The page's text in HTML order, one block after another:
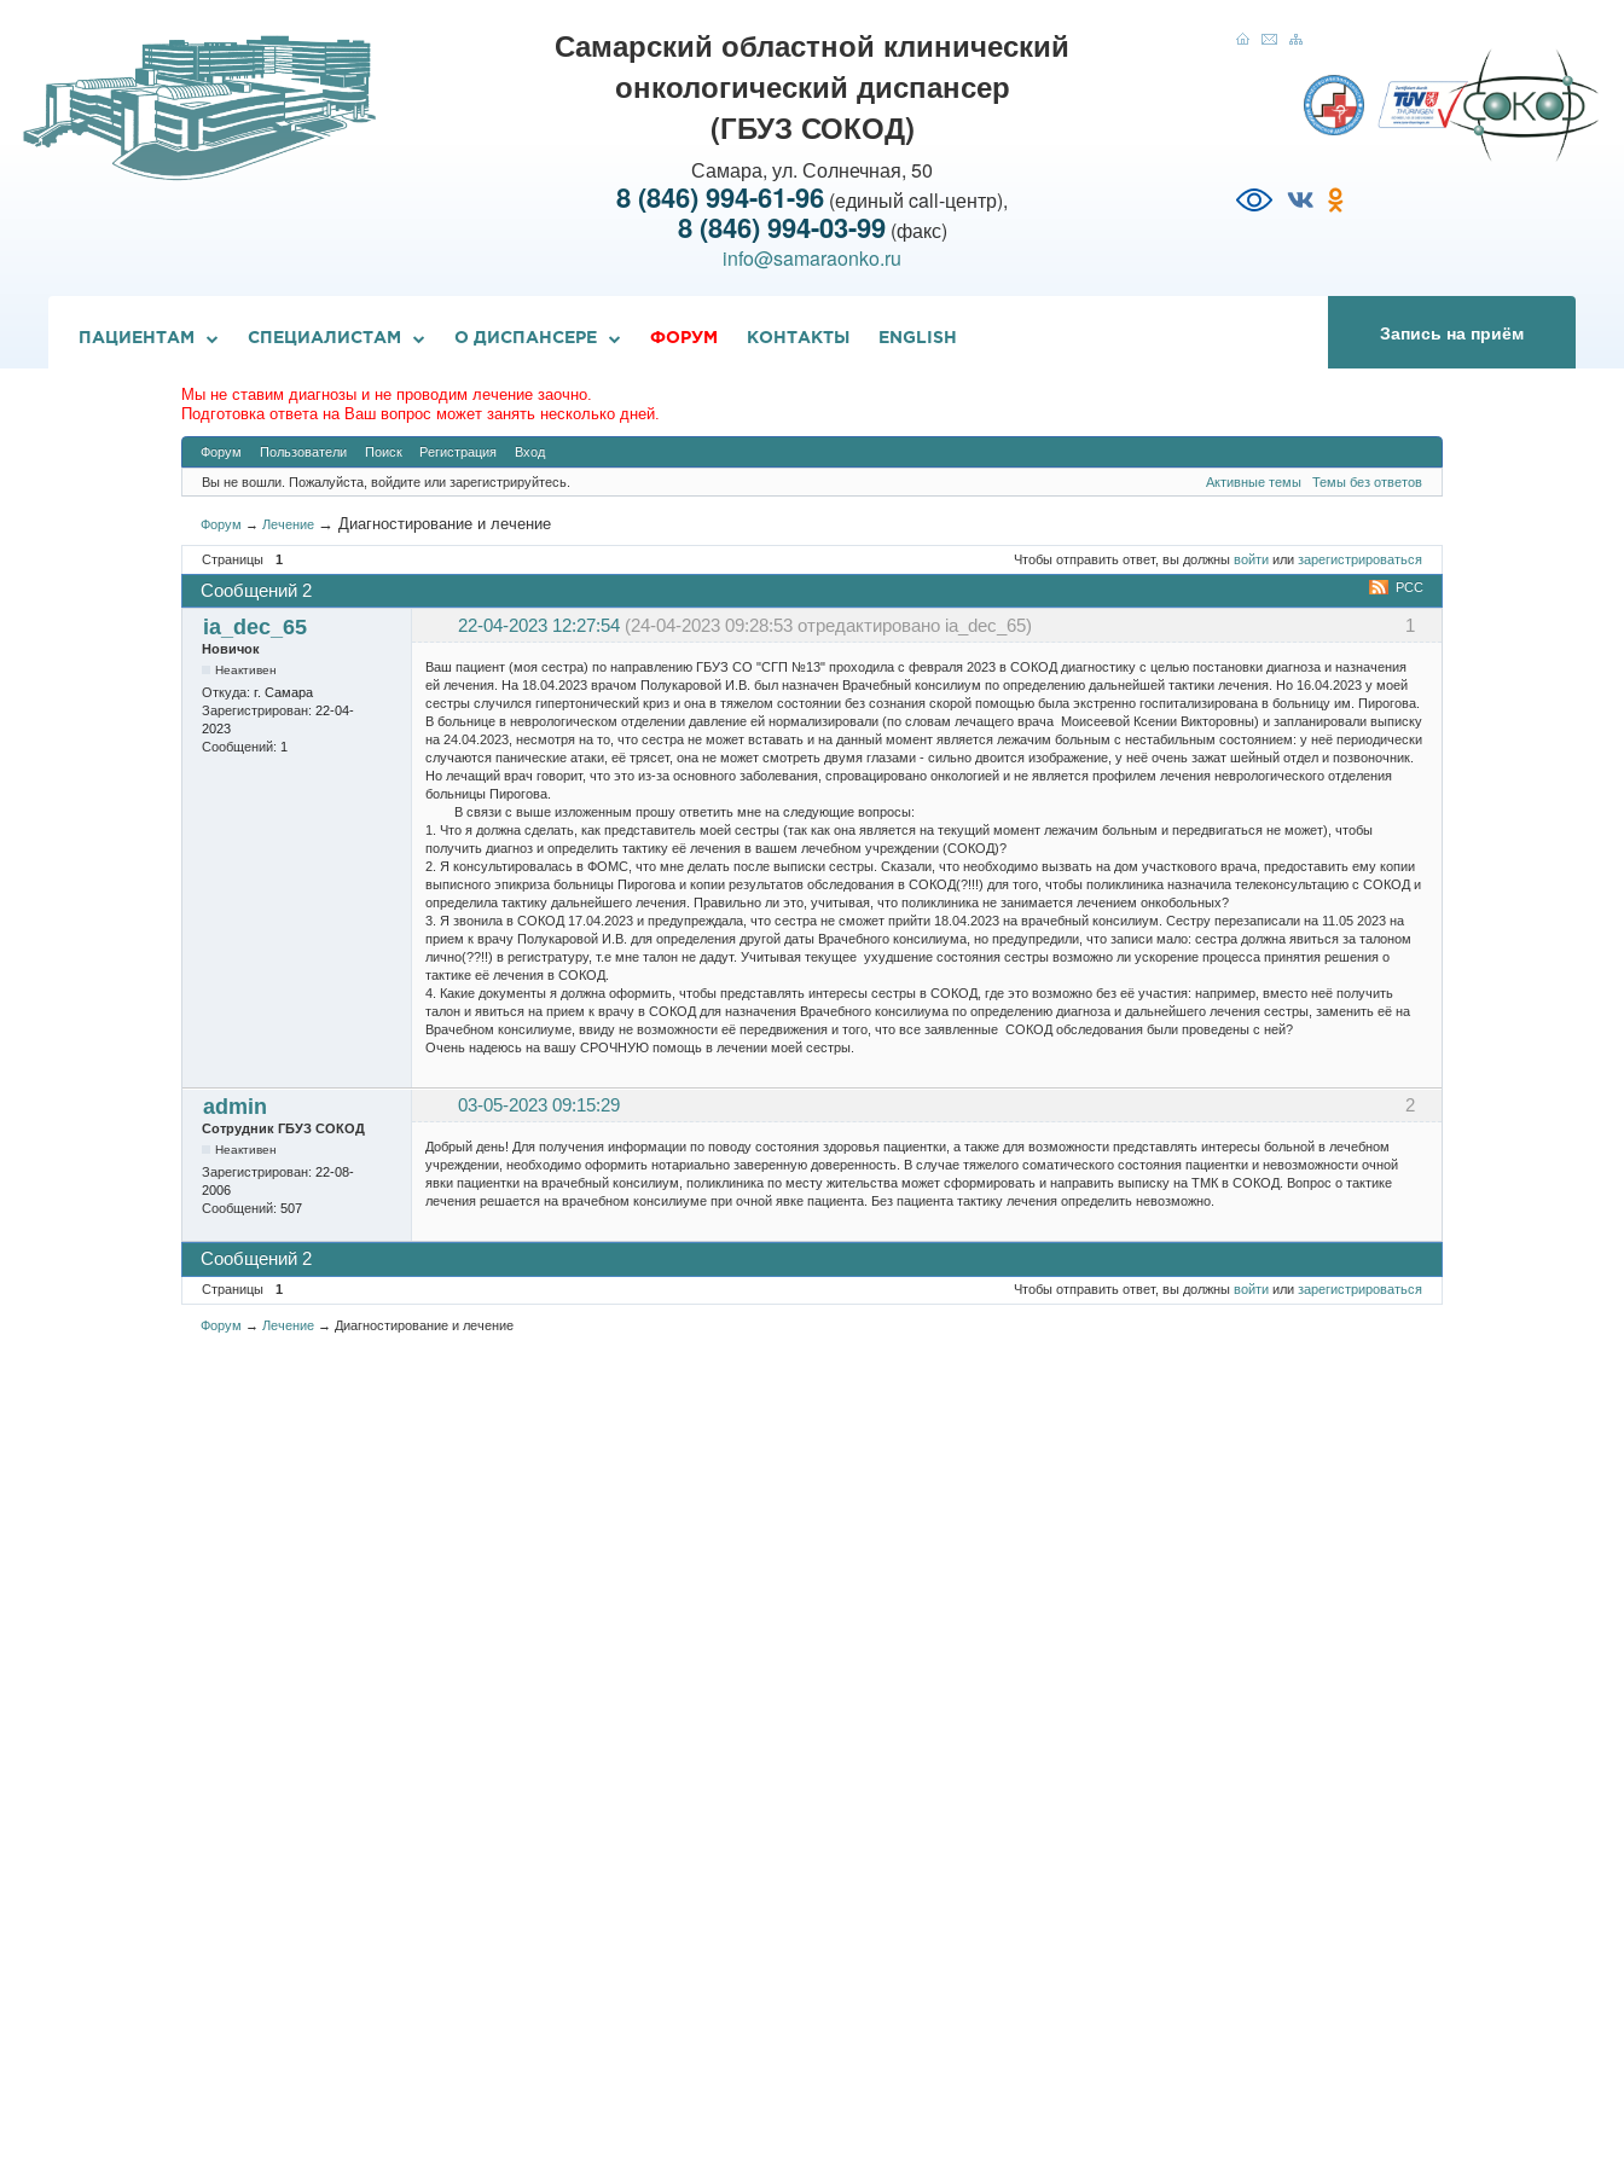
Самарский областной клинический
онкологический диспансер
(ГБУЗ СОКОД)
Самара, ул. Солнечная, 50
8 (846) 994-61-96 (единый call-центр),
8 (846) 994-03-99(факс)
info@samaraonko.ru
ПАЦИЕНТАМ СПЕЦИАЛИСТАМ О ДИСПАНСЕРЕ ФОРУМ КОНТАКТЫ ENGLISH Запись на приём
Мы не ставим диагнозы и не проводим лечение заочно.
Подготовка ответа на Ваш вопрос может занять несколько дней.
Форум Пользователи Поиск Регистрация Вход
Вы не вошли. Пожалуйста, войдите или зарегистрируйтесь. Активные темы Темы без ответов
Форум → Лечение → Диагностирование и лечение
Страницы 1 Чтобы отправить ответ, вы должнывойти илизарегистрироваться
РСС
Сообщений 2
1
ia_dec_65 22-04-2023 12:27:54 (24-04-2023 09:28:53 отредактировано ia_dec_65)
Новичок
Неактивен
Откуда: г. Самара
Зарегистрирован: 22-04-
2023
Сообщений: 1
Ваш пациент (моя сестра) по направлению ГБУЗ СО "СГП №13" проходила с февраля 2023 в СОКОД диагностику с целью постановки диагноза и назначения
ей лечения. На 18.04.2023 врачом Полукаровой И.В. был назначен Врачебный консилиум по определению дальнейшей тактики лечения. Но 16.04.2023 у моей
сестры случился гипертонический криз и она в тяжелом состоянии без сознания скорой помощью была экстренно госпитализирована в больницу им. Пирогова.
В больнице в неврологическом отделении давление ей нормализировали (по словам лечащего врача Моисеевой Ксении Викторовны) и запланировали выписку
на 24.04.2023, несмотря на то, что сестра не может вставать и на данный момент является лежачим больным с нестабильным состоянием: у неё периодически
случаются панические атаки, её трясет, она не может смотреть двумя глазами - сильно двоится изображение, у неё очень зажат шейный отдел и позвоночник.
Но лечащий врач говорит, что это из-за основного заболевания, спровацировано онкологией и не является профилем лечения неврологического отделения
больницы Пирогова.
В связи с выше изложенным прошу ответить мне на следующие вопросы:
1. Что я должна сделать, как представитель моей сестры (так как она является на текущий момент лежачим больным и передвигаться не может), чтобы
получить диагноз и определить тактику её лечения в вашем лечебном учреждении (СОКОД)?
2. Я консультировалась в ФОМС, что мне делать после выписки сестры. Сказали, что необходимо вызвать на дом участкового врача, предоставить ему копии
выписного эпикриза больницы Пирогова и копии результатов обследования в СОКОД(?!!!) для того, чтобы поликлиника назначила телеконсультацию с СОКОД и
определила тактику дальнейшего лечения. Правильно ли это, учитывая, что поликлиника не занимается лечением онкобольных?
3. Я звонила в СОКОД 17.04.2023 и предупреждала, что сестра не сможет прийти 18.04.2023 на врачебный консилиум. Сестру перезаписали на 11.05 2023 на
прием к врачу Полукаровой И.В. для определения другой даты Врачебного консилиума, но предупредили, что записи мало: сестра должна явиться за талоном
лично(??!!) в регистратуру, т.е мне талон не дадут. Учитывая текущее ухудшение состояния сестры возможно ли ускорение процесса принятия решения о
тактике её лечения в СОКОД.
4. Какие документы я должна оформить, чтобы представлять интересы сестры в СОКОД, где это возможно без её участия: например, вместо неё получить
талон и явиться на прием к врачу в СОКОД для назначения Врачебного консилиума по определению диагноза и дальнейшего лечения сестры, заменить её на
Врачебном консилиуме, ввиду не возможности её передвижения и того, что все заявленные СОКОД обследования были проведены с ней?
Очень надеюсь на вашу СРОЧНУЮ помощь в лечении моей сестры.
2
admin 03-05-2023 09:15:29
Сотрудник ГБУЗ СОКОД
Неактивен
Зарегистрирован: 22-08-
2006
Сообщений: 507
Добрый день! Для получения информации по поводу состояния здоровья пациентки, а также для возможности представлять интересы больной в лечебном
учреждении, необходимо оформить нотариально заверенную доверенность. В случае тяжелого соматического состояния пациентки и невозможности очной
явки пациентки на врачебный консилиум, поликлиника по месту жительства может сформировать и направить выписку на ТМК в СОКОД. Вопрос о тактике
лечения решается на врачебном консилиуме при очной явке пациента. Без пациента тактику лечения определить невозможно.
Сообщений 2
Страницы 1 Чтобы отправить ответ, вы должнывойти илизарегистрироваться
Форум → Лечение → Диагностирование и лечение